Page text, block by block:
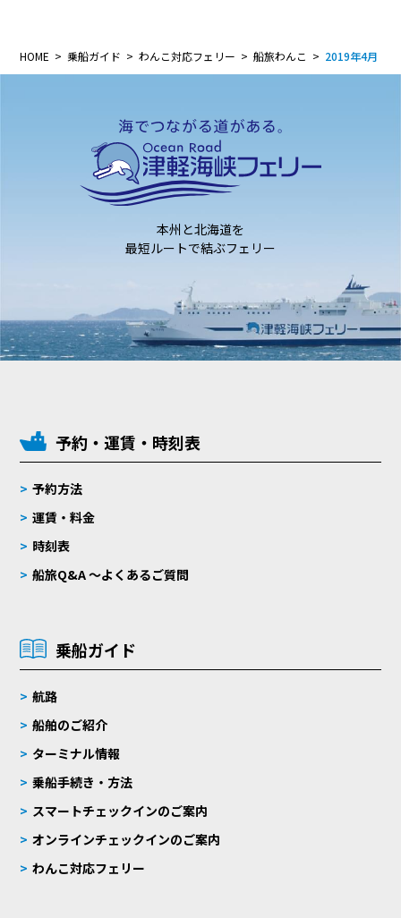
HOME 乗船ガイド わんこ対応フェリー 船旅わんこ 2019年4月
本州と北海道を
最短ルートで結ぶフェリー
予約・運賃・時刻表
予約方法
運賃・料金
時刻表
船旅Q&A 〜よくあるご質問
乗船ガイド
航路
船舶のご紹介
ターミナル情報
乗船手続き・方法
スマートチェックインのご案内
オンラインチェックインのご案内
わんこ対応フェリー